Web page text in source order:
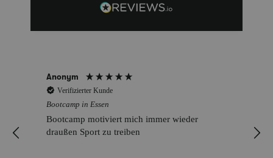
Anonym
Verifizierter Kunde
Bootcamp in Essen
Bootcamp motiviert mich immer wieder
draußen Sport zu treiben